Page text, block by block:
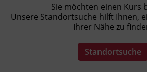
Die Fortbildung wird vom
Kooperationspartner Sigmund
Universität (SFU) veranstaltet.
Ausstellung einer
durch die Sigmund Freud
Sie möchten einen Kurs
Unsere Standortsuche hilft Ihnen,
Ihrer Nähe zu
Standortsuche